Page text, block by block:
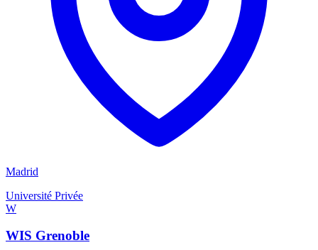
Madrid
Université Privée
W
WIS Grenoble